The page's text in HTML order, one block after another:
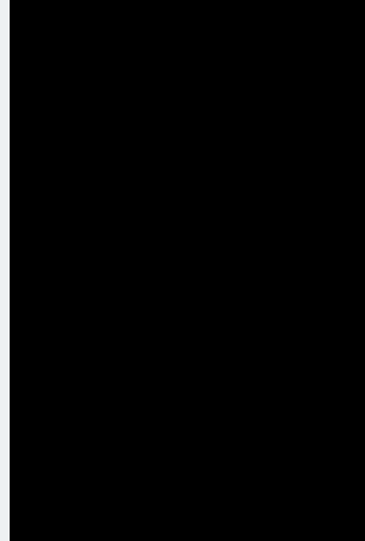
או התמודדות עם עומסי תנועה בכניסה